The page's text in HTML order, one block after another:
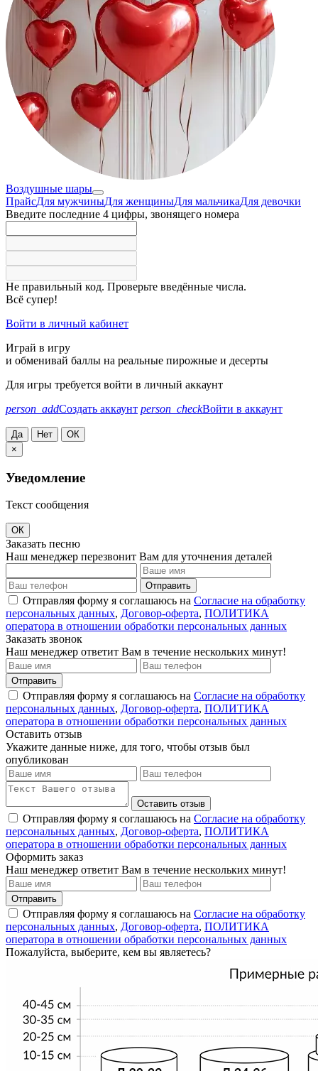
Воздушные шары
ПрайсДля мужчиныДля женщиныДля мальчикаДля девочки
Введите последние 4 цифры, звонящего номера
Не правильный код. Проверьте введённые числа.
Всё супер!
Войти в личный кабинет
Играй в игру
и обменивай баллы на реальные пирожные и десерты
Для игры требуется войти в личный аккаунт
person_addСоздать аккаунт person_checkВойти в аккаунт
Да Нет
ОК
×
Уведомление
Текст сообщения
ОК
Заказать песню
Наш менеджер перезвонит Вам для уточнения деталей
Отправить
Отправляя форму я соглашаюсь на Согласие на обработку
персональных данных, Договор-оферта, ПОЛИТИКА
оператора в отношении обработки персональных данных
Заказать звонок
Наш менеджер ответит Вам в течение нескольких минут!
Отправить
Отправляя форму я соглашаюсь на Согласие на обработку
персональных данных, Договор-оферта, ПОЛИТИКА
оператора в отношении обработки персональных данных
Оставить отзыв
Укажите данные ниже, для того, чтобы отзыв был
опубликован
Оставить отзыв
Отправляя форму я соглашаюсь на Согласие на обработку
персональных данных, Договор-оферта, ПОЛИТИКА
оператора в отношении обработки персональных данных
Оформить заказ
Наш менеджер ответит Вам в течение нескольких минут!
Отправить
Отправляя форму я соглашаюсь на Согласие на обработку
персональных данных, Договор-оферта, ПОЛИТИКА
оператора в отношении обработки персональных данных
Пожалуйста, выберите, кем вы являетесь?